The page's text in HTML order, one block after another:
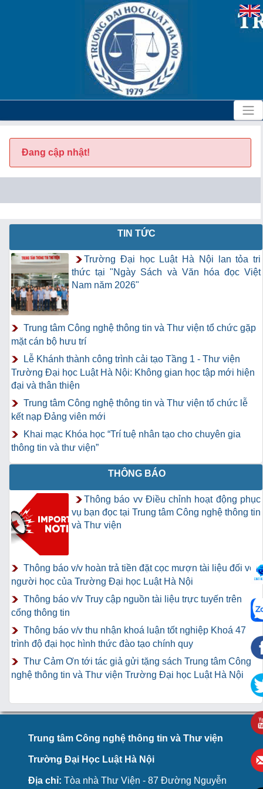
Đang cập nhật!
TIN TỨC
Trường Đại học Luật Hà Nội lan tỏa tri
thức tại "Ngày Sách và Văn hóa đọc Việt
Nam năm 2026"
Trung tâm Công nghệ thông tin và Thư viện tổ chức gặp
mặt cán bộ hưu trí
Lễ Khánh thành công trình cải tạo Tầng 1 - Thư viện
Trường Đại học Luật Hà Nội: Không gian học tập mới hiện
đại và thân thiện
Trung tâm Công nghệ thông tin và Thư viện tổ chức lễ
kết nạp Đảng viên mới
Khai mạc Khóa học “Trí tuệ nhân tạo cho chuyên gia
thông tin và thư viện”
THÔNG BÁO
Thông báo vv Điều chỉnh hoạt động phục
vụ bạn đọc tại Trung tâm Công nghệ thông tin
và Thư viện
Thông báo v/v hoàn trả tiền đặt cọc mượn tài liệu đối với
người học của Trường Đại học Luật Hà Nội
Thông báo v/v Truy cập nguồn tài liệu trực tuyến trên
cổng thông tin
Thông báo v/v thu nhận khoá luận tốt nghiệp Khoá 47
trình độ đại học hình thức đào tạo chính quy
Thư Cảm Ơn tới tác giả gửi tặng sách Trung tâm Công
nghệ thông tin và Thư viện Trường Đại học Luật Hà Nội
Trung tâm Công nghệ thông tin và Thư viện
Trường Đại Học Luật Hà Nội
Địa chỉ: Tòa nhà Thư Viện - 87 Đường Nguyễn